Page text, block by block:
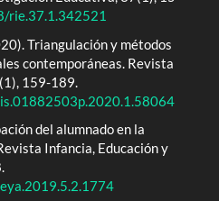
rie.37.1.342521
Triangulación y métodos
contemporáneas. Revista
159-189.
del alumnado en la
Infancia, Educación y